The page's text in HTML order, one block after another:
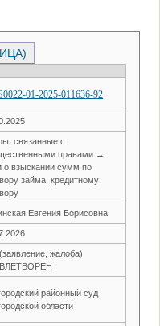
01-2025-011636-92
связанные с
правами →
о взыскании сумм по
займа, кредитному
Евгения Борисовна
жалоба)
районный суд
области